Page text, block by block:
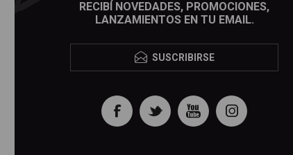
RECIBÍ NOVEDADES, PROMOCIONES,
LANZAMIENTOS EN TU EMAIL.
SUSCRIBIRSE